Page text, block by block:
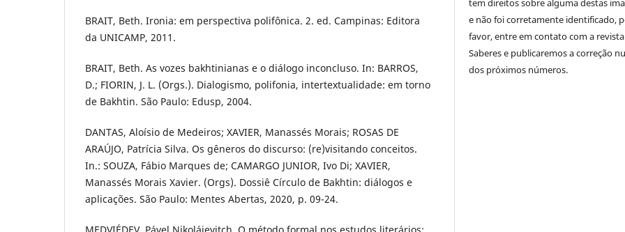
BRAIT, Beth. Ironia: em perspectiva polifônica. 2. ed. Campinas: Editora
da UNICAMP, 2011.
BRAIT, Beth. As vozes bakhtinianas e o diálogo inconcluso. In: BARROS,
D.; FIORIN, J. L. (Orgs.). Dialogismo, polifonia, intertextualidade: em torno
de Bakhtin. São Paulo: Edusp, 2004.
DANTAS, Aloísio de Medeiros; XAVIER, Manassés Morais; ROSAS DE
ARAÚJO, Patrícia Silva. Os gêneros do discurso: (re)visitando conceitos.
In.: SOUZA, Fábio Marques de; CAMARGO JUNIOR, Ivo Di; XAVIER,
Manassés Morais Xavier. (Orgs). Dossiê Círculo de Bakhtin: diálogos e
aplicações. São Paulo: Mentes Abertas, 2020, p. 09-24.
tem direitos sobre alguma destas
e não foi corretamente identificado,
favor, entre em contato com a revista
Saberes e publicaremos a correção
dos próximos números.